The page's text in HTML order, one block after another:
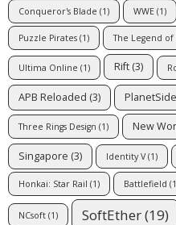
Conqueror's Blade (1) WWE (1)
Puzzle Pirates (1) The Legend of
Ultima Online (1) Rift (3)
APB Reloaded (3) PlanetSide
Three Rings Design (1) New
Singapore (3) Identity V(1)
Honkai: Star Rail (1) Battlefield
NCsoft (1) SoftEther(19)